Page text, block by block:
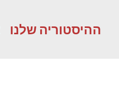
ההיסטוריה שלנו